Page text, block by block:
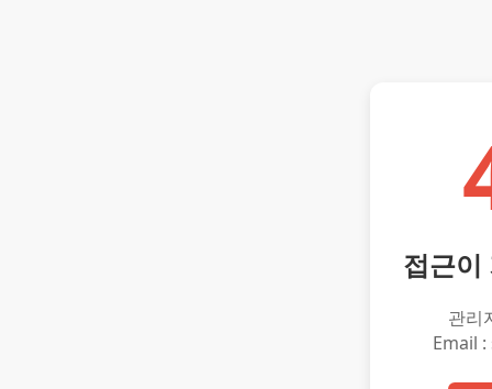
접근이
관리
Email